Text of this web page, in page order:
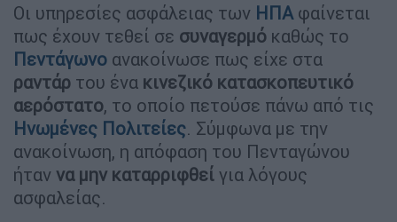
Οι υπηρεσίες ασφάλειας των ΗΠΑ φαίνεται
πως έχουν τεθεί σε συναγερμό καθώς το
Πεντάγωνο ανακοίνωσε πως είχε στα
ραντάρ του ένα κινεζικό κατασκοπευτικό
αερόστατο, το οποίο πετούσε πάνω από τις
Ηνωμένες Πολιτείες. Σύμφωνα με την
ανακοίνωση, η απόφαση του Πενταγώνου
ήταν να μην καταρριφθεί για λόγους
ασφαλείας.